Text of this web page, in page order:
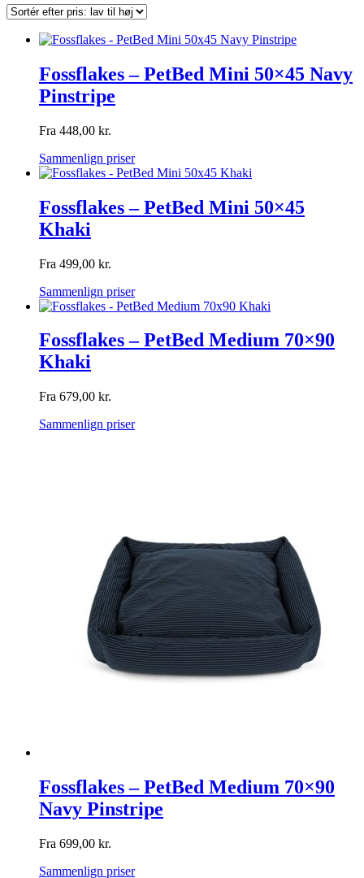
pris:
til
Fossflakes – PetBed Mini 50×45 Navy
Pinstripe
Fra 448,00 kr.
Sammenlign priser
Fossflakes – PetBed Mini 50×45
Khaki
Fra 499,00 kr.
Sammenlign priser
Fossflakes – PetBed Medium 70×90
Khaki
Fra 679,00 kr.
Sammenlign priser
Fossflakes – PetBed Medium 70×90
Navy Pinstripe
Fra 699,00 kr.
Sammenlign priser